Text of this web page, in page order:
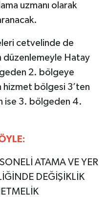
uzmanı olarak
cetvelinde de
düzenlemeyle Hatay
2. bölgeye
hizmet bölgesi 3’ten
ise 3. bölgeden 4.
ATAMA VE YER
DEĞİŞİKLİK